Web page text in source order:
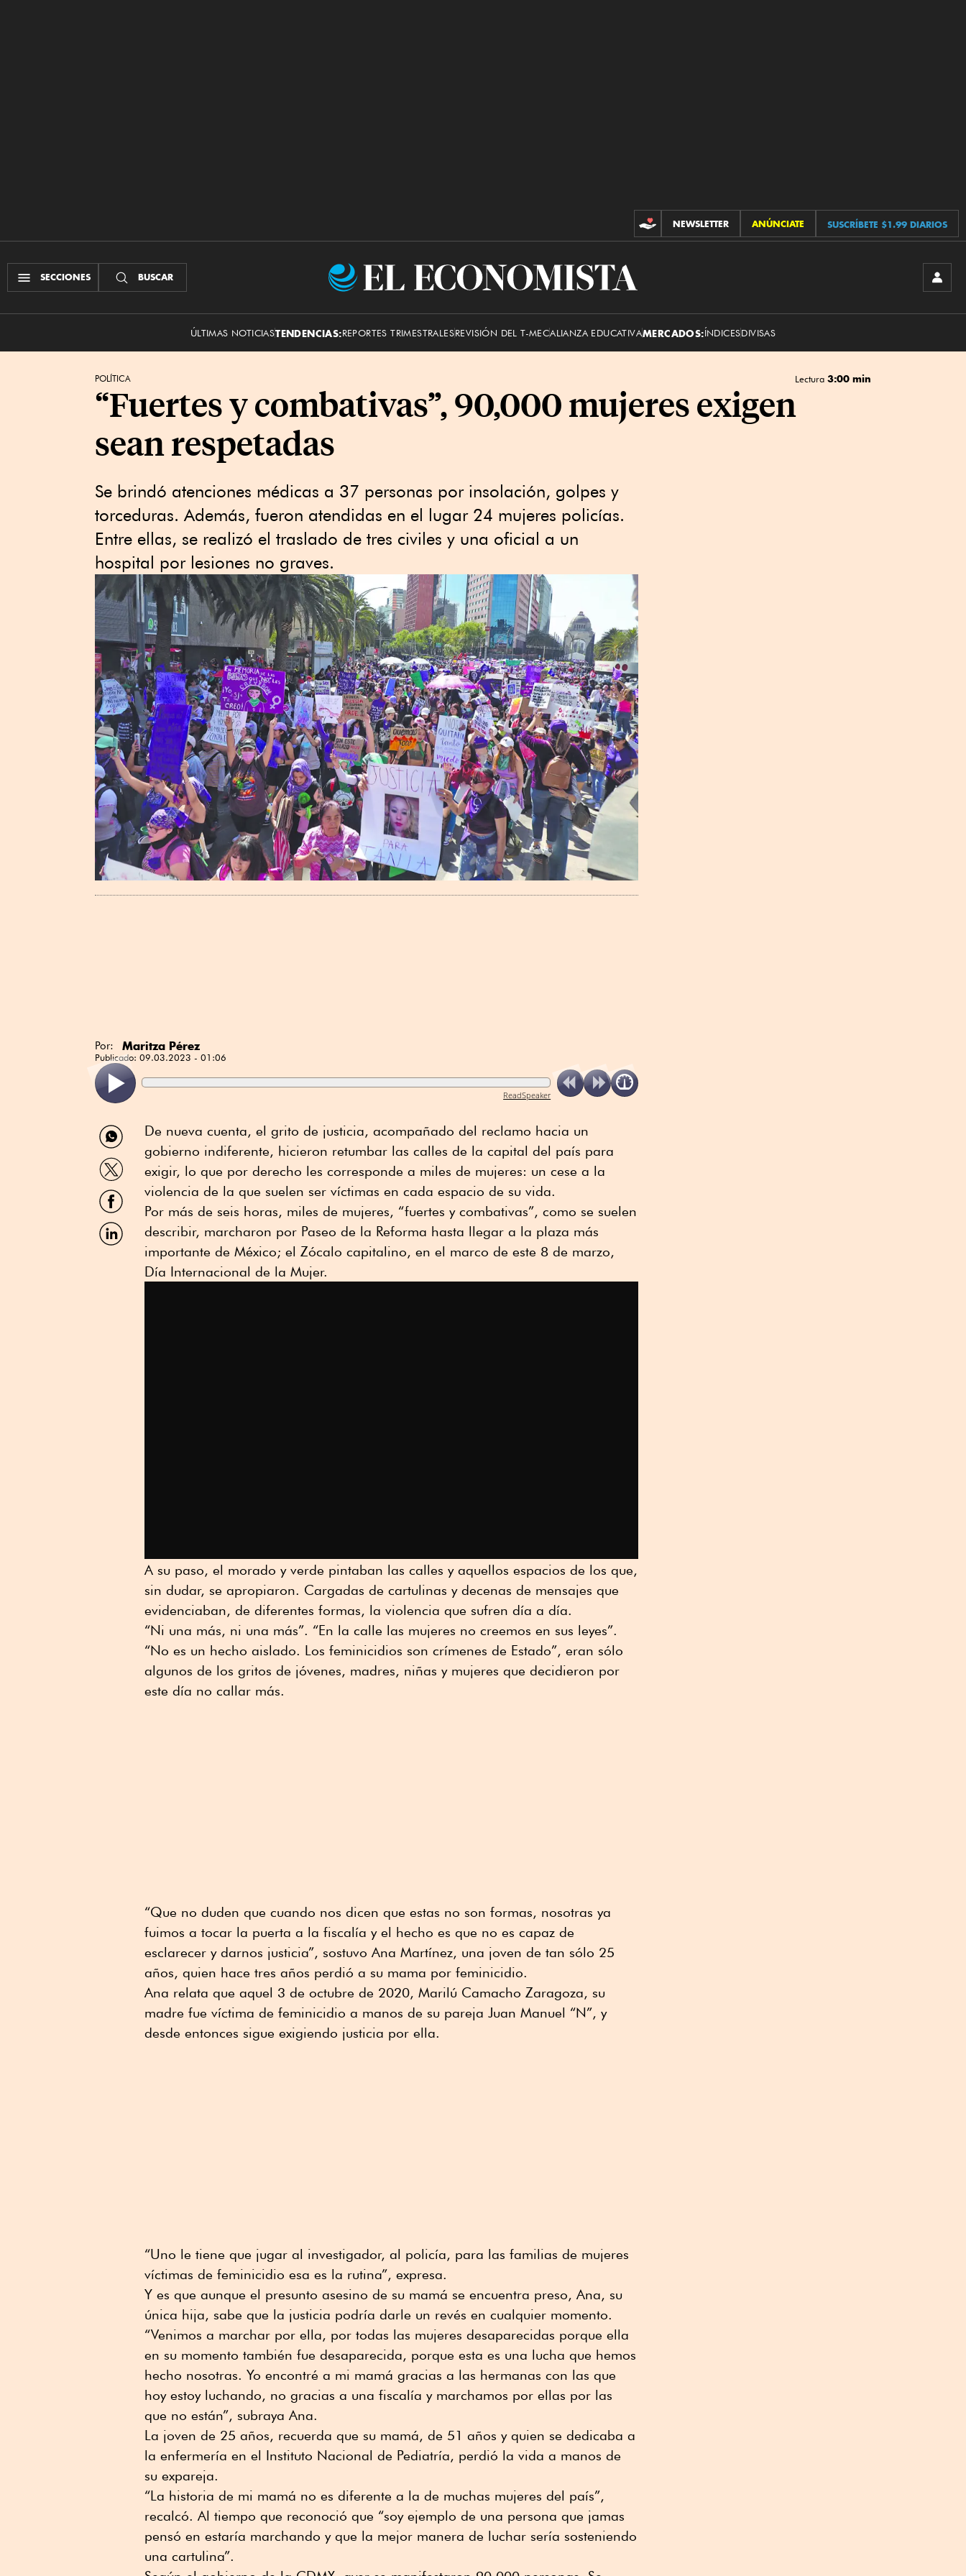
CONTRIBUCIONES
NEWSLETTER ANÚNCIATE SUSCRÍBETE $1.99 DIARIOS
SECCIONES BUSCAR
El
ÚLTIMAS NOTICIASTENDENCIAS:REPORTES TRIMESTRALESREVISIÓN DEL T-MECALIANZA EDUCATIVAMERCADOS:ÍNDICESDIVISAS
POLÍTICA Lectura 3:00 min
“Fuertes y combativas”, 90,000 mujeres exigen
sean respetadas
Se brindó atenciones médicas a 37 personas por insolación, golpes y
torceduras. Además, fueron atendidas en el lugar 24 mujeres policías.
Entre ellas, se realizó el traslado de tres civiles y una oficial a un
hospital por lesiones no graves.
Por: Maritza Pérez
Publicado: 09.03.2023 - 01:06
ReadSpeaker
Compartir
por
WhatsApp
Compartir
por
Twitter
Compartir
por
Facebook
Compartir
por
De nueva cuenta, el grito de justicia, acompañado del reclamo hacia un
gobierno indiferente, hicieron retumbar las calles de la capital del país para
exigir, lo que por derecho les corresponde a miles de mujeres: un cese a la
violencia de la que suelen ser víctimas en cada espacio de su vida.
Por más de seis horas, miles de mujeres, “fuertes y combativas”, como se suelen
describir, marcharon por Paseo de la Reforma hasta llegar a la plaza más
importante de México; el Zócalo capitalino, en el marco de este 8 de marzo,
Día Internacional de la Mujer.
A su paso, el morado y verde pintaban las calles y aquellos espacios de los que,
sin dudar, se apropiaron. Cargadas de cartulinas y decenas de mensajes que
evidenciaban, de diferentes formas, la violencia que sufren día a día.
“Ni una más, ni una más”. “En la calle las mujeres no creemos en sus leyes”.
“No es un hecho aislado. Los feminicidios son crímenes de Estado”, eran sólo
algunos de los gritos de jóvenes, madres, niñas y mujeres que decidieron por
este día no callar más.
“Que no duden que cuando nos dicen que estas no son formas, nosotras ya
fuimos a tocar la puerta a la fiscalía y el hecho es que no es capaz de
esclarecer y darnos justicia”, sostuvo Ana Martínez, una joven de tan sólo 25
años, quien hace tres años perdió a su mama por feminicidio.
Ana relata que aquel 3 de octubre de 2020, Marilú Camacho Zaragoza, su
madre fue víctima de feminicidio a manos de su pareja Juan Manuel “N”, y
desde entonces sigue exigiendo justicia por ella.
“Uno le tiene que jugar al investigador, al policía, para las familias de mujeres
víctimas de feminicidio esa es la rutina”, expresa.
Y es que aunque el presunto asesino de su mamá se encuentra preso, Ana, su
única hija, sabe que la justicia podría darle un revés en cualquier momento.
“Venimos a marchar por ella, por todas las mujeres desaparecidas porque ella
en su momento también fue desaparecida, porque esta es una lucha que hemos
hecho nosotras. Yo encontré a mi mamá gracias a las hermanas con las que
hoy estoy luchando, no gracias a una fiscalía y marchamos por ellas por las
que no están”, subraya Ana.
La joven de 25 años, recuerda que su mamá, de 51 años y quien se dedicaba a
la enfermería en el Instituto Nacional de Pediatría, perdió la vida a manos de
su expareja.
“La historia de mi mamá no es diferente a la de muchas mujeres del país”,
recalcó. Al tiempo que reconoció que “soy ejemplo de una persona que jamas
pensó en estaría marchando y que la mejor manera de luchar sería sosteniendo
una cartulina”.